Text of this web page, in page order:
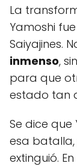
La
Yamoshi
Saiyajines.
inmenso,
para que
estado tan
Se dice
esa batalla,
extinguió.